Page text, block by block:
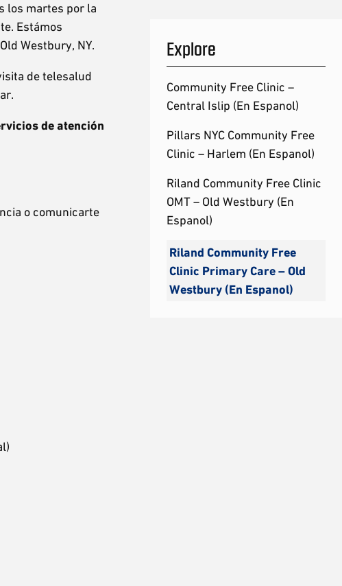
Explore
Community Free Clinic –
Central Islip (En Espanol)
Pillars NYC Community Free
Clinic – Harlem (En Espanol)
Riland Community Free Clinic
OMT – Old Westbury (En
Espanol)
Riland Community Free
Clinic Primary Care – Old
Westbury (En Espanol)
los martes por la
Estámos
Westbury, NY.
de telesalud
de atención
o comunicarte